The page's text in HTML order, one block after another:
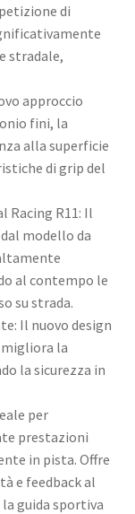
di
stradale,
approccio
fini, la
alla superficie
di grip del
Racing R11: Il
modello da
al contempo le
su strada.
Il nuovo design
la
la sicurezza in
per
prestazioni
in pista. Offre
e feedback al
guida sportiva